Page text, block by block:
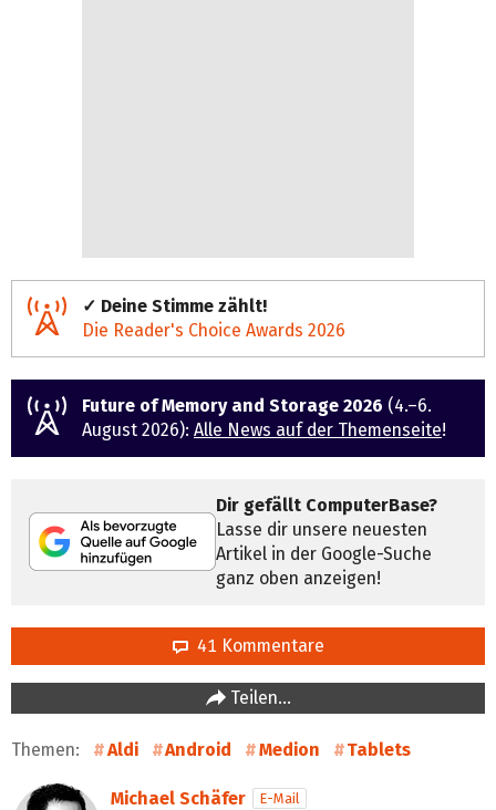
✓ Deine Stimme zählt!
Die Reader's Choice Awards 2026
Future of Memory and Storage 2026 (4.–6.
August 2026): Alle News auf der Themenseite!
Dir gefällt ComputerBase?
Lasse dir unsere neuesten
Artikel in der Google-Suche
ganz oben anzeigen!
41 Kommentare
Teilen…
Themen: Aldi Android Medion Tablets
Michael Schäfer
E-Mail